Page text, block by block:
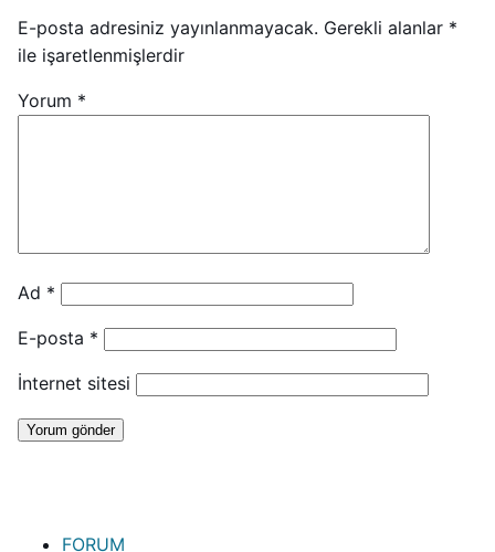
E-posta adresiniz yayınlanmayacak. Gerekli alanlar *
ile işaretlenmişlerdir
Yorum *
Ad *
E-posta *
İnternet sitesi
FORUM